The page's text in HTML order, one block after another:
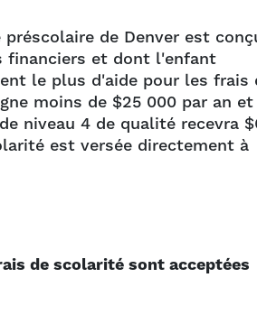
de Denver est
financiers et dont l'enfant
le plus d'aide pour les frais
moins de $25 000 par an et
niveau 4 de qualité recevra
est versée directement à
de scolarité sont acceptées